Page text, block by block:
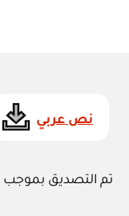
نص عربي
تم التصديق بموجب